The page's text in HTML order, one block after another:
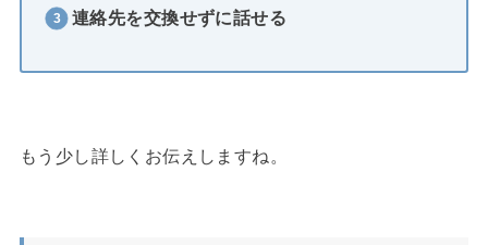
連絡先を交換せずに話せる
もう少し詳しくお伝えしますね。